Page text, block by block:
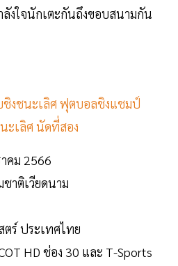
งใจนักเตะกันถึงขอบสนามกัน
ชิงชนะเลิศ ฟุตบอลชิงแชมป์
ะเลิศ นัดที่สอง
คม 2566
าติเวียดนาม
ร์ ประเทศไทย
HD ช่อง 30 และ T-Sports